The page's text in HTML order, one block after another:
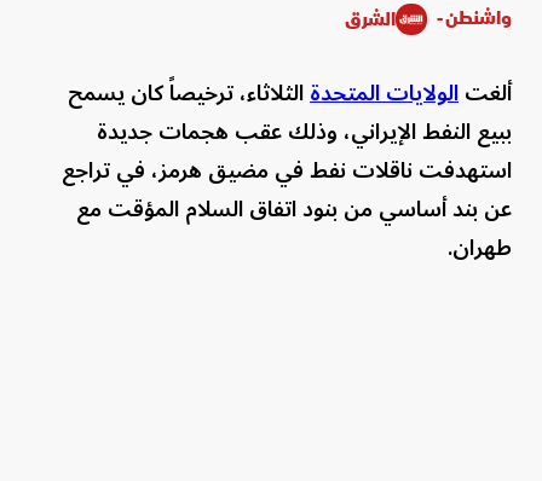
واشنطن - الشرق
ألغتالولايات المتحدةالثلاثاء، ترخيصاً كان يسمح
ببيع النفط الإيراني، وذلك عقب هجمات جديدة
استهدفت ناقلات نفط في مضيق هرمز، في تراجع
عن بند أساسي من بنود اتفاق السلام المؤقت مع
طهران.